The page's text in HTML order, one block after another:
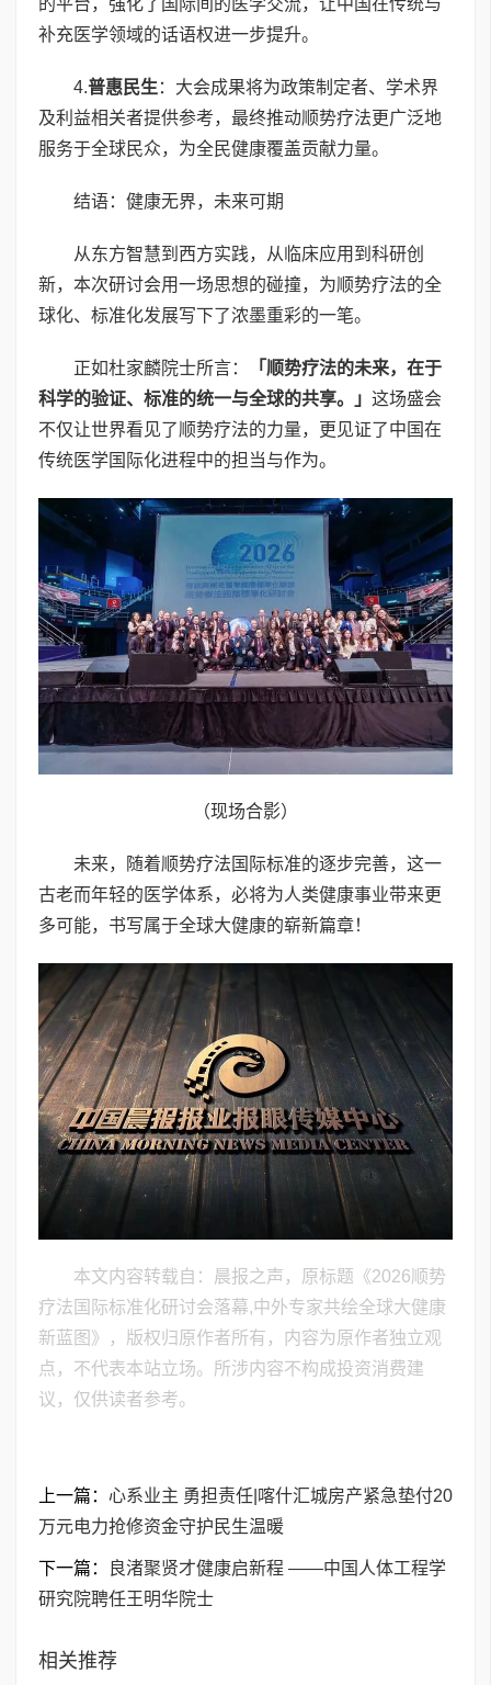
的平台，强化了国际间的医学交流，让中国在传统与
补充医学领域的话语权进一步提升。
4.普惠民生 ：大会成果将为政策制定者、学术界
及利益相关者提供参考，最终推动顺势疗法更广泛地
服务于全球民众，为全民健康覆盖贡献力量。
结语：健康无界，未来可期
从东方智慧到西方实践，从临床应用到科研创
新，本次研讨会用一场思想的碰撞，为顺势疗法的全
球化、标准化发展写下了浓墨重彩的一笔。
正如杜家麟院士所言：
「顺势疗法的未来，在于
科学的验证、标准的统一与全球的共享。」 这场盛会
不仅让世界看见了顺势疗法的力量，更见证了中国在
传统医学国际化进程中的担当与作为。
（现场合影）
未来，随着顺势疗法国际标准的逐步完善，这一
古老而年轻的医学体系，必将为人类健康事业带来更
多可能，书写属于全球大健康的崭新篇章！
本文内容转载自：晨报之声，原标题《​2026顺势
疗法国际标准化研讨会落幕,中外专家共绘全球大健康
新蓝图》，版权归原作者所有，内容为原作者独立观
点，不代表本站立场。所涉内容不构成投资消费建
议，仅供读者参考。
上一篇： 心系业主 勇担责任|喀什汇城房产紧急垫付20
万元电力抢修资金守护民生温暖
下一篇：
良渚聚贤才健康启新程 ——中国人体工程学
研究院聘任王明华院士
相关推荐